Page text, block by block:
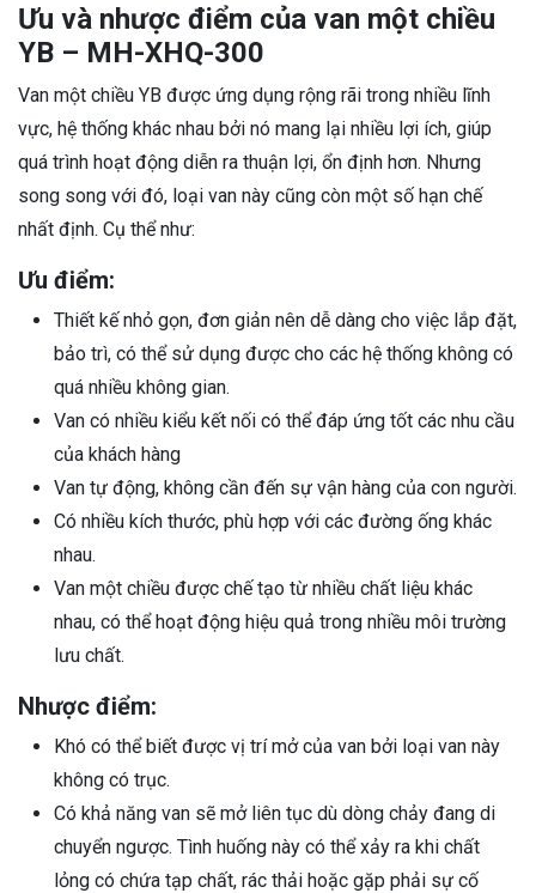
Ưu và nhược điểm của van một chiều
YB – MH-XHQ-300
Van một chiều YB được ứng dụng rộng rãi trong nhiều lĩnh
vực, hệ thống khác nhau bởi nó mang lại nhiều lợi ích, giúp
quá trình hoạt động diễn ra thuận lợi, ổn định hơn. Nhưng
song song với đó, loại van này cũng còn một số hạn chế
nhất định. Cụ thể như:
Ưu điểm:
Thiết kế nhỏ gọn, đơn giản nên dễ dàng cho việc lắp đặt,
bảo trì, có thể sử dụng được cho các hệ thống không có
quá nhiều không gian.
Van có nhiều kiểu kết nối có thể đáp ứng tốt các nhu cầu
của khách hàng
Van tự động, không cần đến sự vận hàng của con người.
Có nhiều kích thước, phù hợp với các đường ống khác
nhau.
Van một chiều được chế tạo từ nhiều chất liệu khác
nhau, có thể hoạt động hiệu quả trong nhiều môi trường
lưu chất.
Nhược điểm:
Khó có thể biết được vị trí mở của van bởi loại van này
không có trục.
Có khả năng van sẽ mở liên tục dù dòng chảy đang di
chuyển ngược. Tình huống này có thể xảy ra khi chất
lỏng có chứa tạp chất, rác thải hoặc gặp phải sự cố